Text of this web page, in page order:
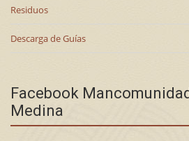
Residuos
Descarga de Guías
Facebook
Medina